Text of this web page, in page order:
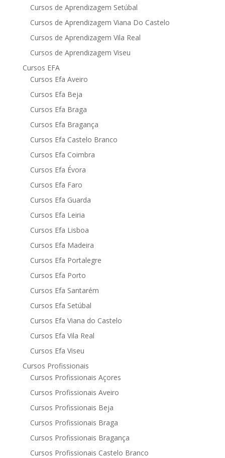
Cursos de Aprendizagem Setúbal
Cursos de Aprendizagem Viana Do Castelo
Cursos de Aprendizagem Vila Real
Cursos de Aprendizagem Viseu
Cursos EFA
Cursos Efa Aveiro
Cursos Efa Beja
Cursos Efa Braga
Cursos Efa Bragança
Cursos Efa Castelo Branco
Cursos Efa Coimbra
Cursos Efa Évora
Cursos Efa Faro
Cursos Efa Guarda
Cursos Efa Leiria
Cursos Efa Lisboa
Cursos Efa Madeira
Cursos Efa Portalegre
Cursos Efa Porto
Cursos Efa Santarém
Cursos Efa Setúbal
Cursos Efa Viana do Castelo
Cursos Efa Vila Real
Cursos Efa Viseu
Cursos Profissionais
Cursos Profissionais Açores
Cursos Profissionais Aveiro
Cursos Profissionais Beja
Cursos Profissionais Braga
Cursos Profissionais Bragança
Cursos Profissionais Castelo Branco